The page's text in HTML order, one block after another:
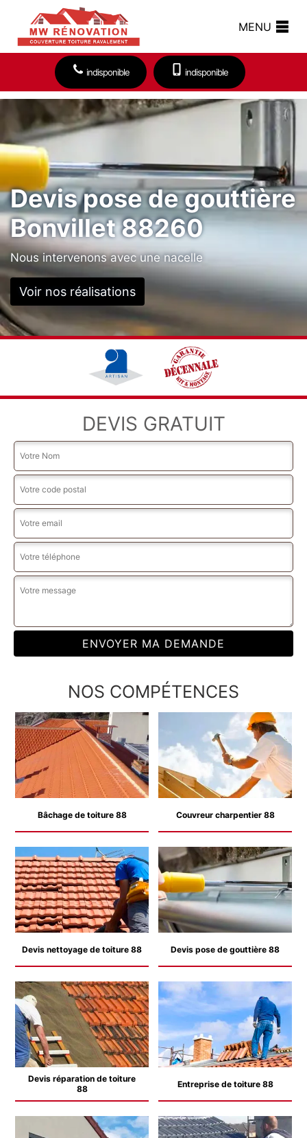
MENU
indisponible indisponible
Devis pose de gouttière
Bonvillet 88260
Nous intervenons avec une nacelle
Voir nos réalisations
DEVIS GRATUIT
NOS COMPÉTENCES
Bâchage de toiture 88 Couvreur charpentier 88
Devis nettoyage de toiture 88 Devis pose de gouttière 88
Devis réparation de toiture
88
Entreprise de toiture 88